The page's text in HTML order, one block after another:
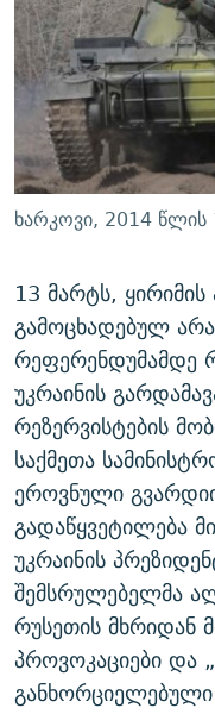
ᲛᲝᲚᲐᲞᲐᲠᲐᲙᲔ
ᲨᲘᲜ - ᲣᲪᲮᲝᲔᲗᲨᲘ
ᲚᲘᲢᲔᲠᲐᲢᲣᲠᲣᲚᲘ
ᲐᲛᲔᲠᲘᲙᲣᲚᲘ ᲛᲝᲗᲮᲠᲝᲑᲐ
ᲘᲛᲞᲔᲠᲘᲐ ᲓᲐ ᲠᲐᲓᲘᲝ
ᲩᲔᲛᲘ ᲡᲘᲙᲕᲓᲘᲚᲘᲡ
11 ᲬᲔᲚᲘ - 11 ᲐᲛᲑᲐᲕᲘ
ᲡᲐᲞᲐᲠᲚᲐᲛᲔᲜᲢᲝ
ᲑᲐᲕᲨᲕᲔᲑᲘ
5 ᲐᲛᲑᲐᲕᲘ - 20 ᲘᲕᲜᲘᲡᲡ
ᲐᲒᲕᲘᲡᲢᲝᲡ ᲝᲛᲘ
ПРИВЕТ ᲙᲣᲚᲢᲣᲠᲐ
ᲒᲐᲛᲝᲘᲬᲔᲠᲔ
რთე/რთ-ის
ხარკოვი, 2014 წლის
13 მარტს,
გამოცხადებულ
რეფერენდუმამდე
უკრაინის
რეზერვისტების
საქმეთა
ეროვნული
გადაწყვეტილება
უკრაინის
შემსრულებელმა
რუსეთის
პროვოკაციები და
განხორციელებული